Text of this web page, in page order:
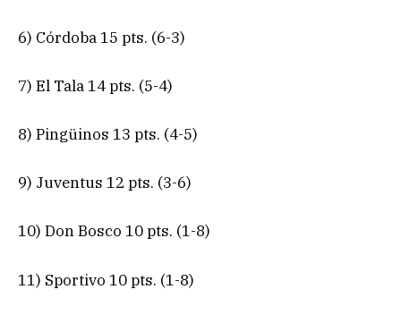
6) Córdoba 15 pts. (6-3)
7) El Tala 14 pts. (5-4)
8) Pingüinos 13 pts. (4-5)
9) Juventus 12 pts. (3-6)
10) Don Bosco 10 pts. (1-8)
11) Sportivo 10 pts. (1-8)